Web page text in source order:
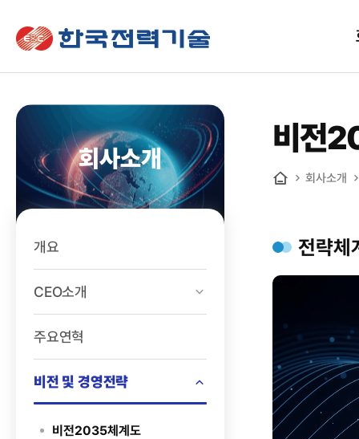
한국전력기술
회사소개
개요
CEO소개
주요연혁
비전 및 경영전략
비전2035체계도
비전
회사소개
전략체